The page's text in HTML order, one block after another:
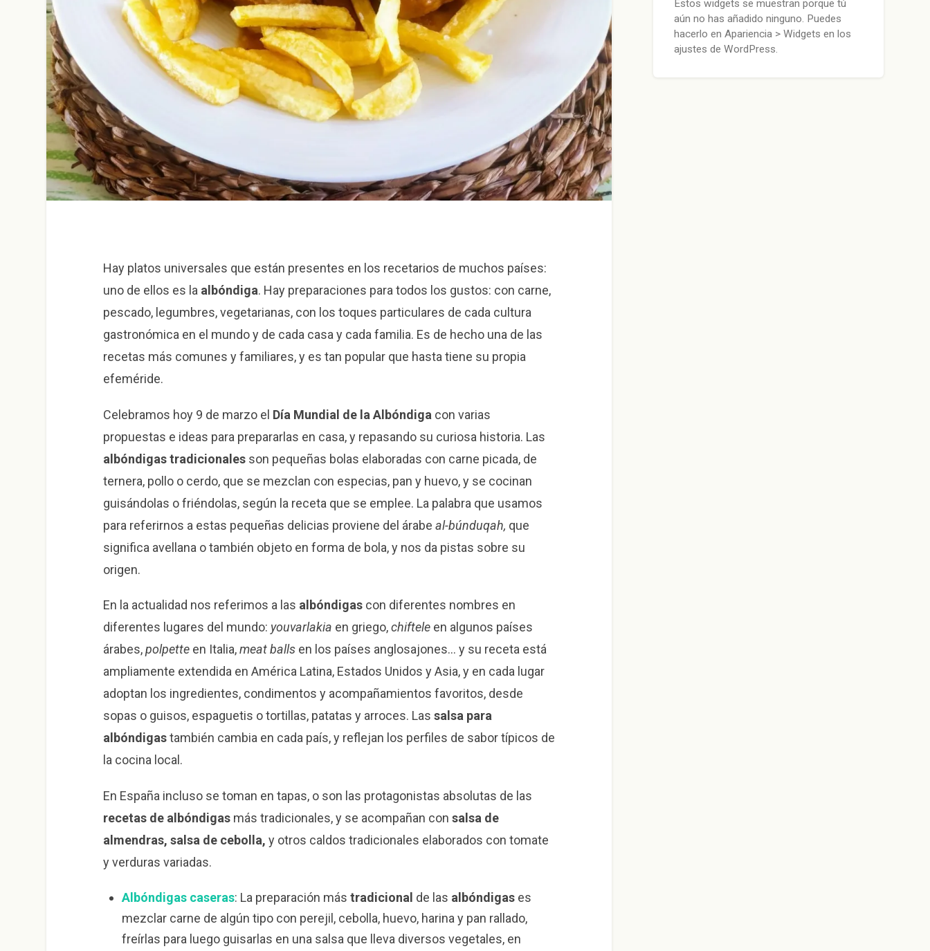
Hay platos universales que están presentes en los recetarios de muchos países:
uno de ellos es la albóndiga. Hay preparaciones para todos los gustos: con carne,
pescado, legumbres, vegetarianas, con los toques particulares de cada cultura
gastronómica en el mundo y de cada casa y cada familia. Es de hecho una de las
recetas más comunes y familiares, y es tan popular que hasta tiene su propia
efeméride.
Celebramos hoy 9 de marzo el Día Mundial de la Albóndiga con varias
propuestas e ideas para prepararlas en casa, y repasando su curiosa historia. Las
albóndigas tradicionalesson pequeñas bolas elaboradas con carne picada, de
ternera, pollo o cerdo, que se mezclan con especias, pan y huevo, y se cocinan
guisándolas o friéndolas, según la receta que se emplee. La palabra que usamos
para referirnos a estas pequeñas delicias proviene del árabe al-búnduqah, que
significa avellana o también objeto en forma de bola, y nos da pistas sobre su
origen.
En la actualidad nos referimos a las albóndigascon diferentes nombres en
diferentes lugares del mundo: youvarlakia en griego,chifteleen algunos países
árabes,polpetteen Italia,meat ballsen los países anglosajones… y su receta está
ampliamente extendida en América Latina, Estados Unidos y Asia, y en cada lugar
adoptan los ingredientes, condimentos y acompañamientos favoritos, desde
sopas o guisos, espaguetis o tortillas, patatas y arroces. Las salsa para
albóndigastambién cambia en cada país, y reflejan los perfiles de sabor típicos de
la cocina local.
En España incluso se toman en tapas, o son las protagonistas absolutas de las
recetas de albóndigas más tradicionales, y se acompañan con salsa de
almendras, salsa de cebolla, y otros caldos tradicionales elaborados con tomate
y verduras variadas.
Albóndigas caseras: La preparación más tradicional de las albóndigases
mezclar carne de algún tipo con perejil, cebolla, huevo, harina y pan rallado,
freírlas para luego guisarlas en una salsa que lleva diversos vegetales, en
Estos widgets se muestran porque tú
aún no has añadido ninguno. Puedes
hacerlo en Apariencia > Widgets en los
ajustes de WordPress.